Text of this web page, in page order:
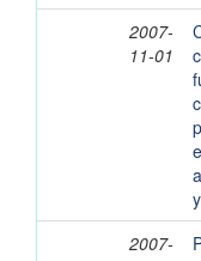
2007-
11-01
2007-